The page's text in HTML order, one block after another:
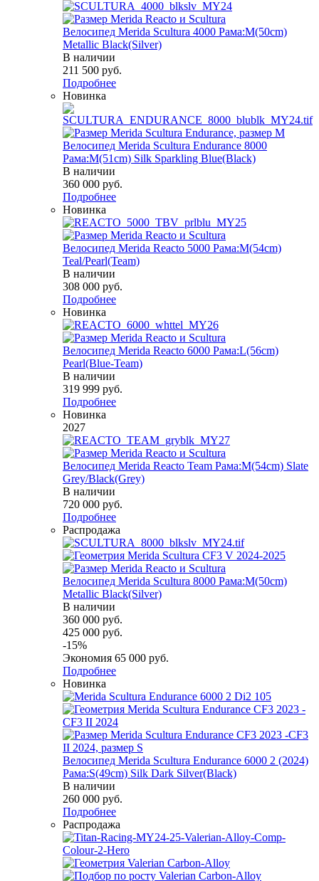
Велосипед Merida Scultura 4000 Рама:M(50cm)
Metallic Black(Silver)
В наличии
211 500 руб.
Подробнее
Новинка
Велосипед Merida Scultura Endurance 8000
Рама:M(51cm) Silk Sparkling Blue(Black)
В наличии
360 000 руб.
Подробнее
Новинка
Велосипед Merida Reacto 5000 Рама:M(54cm)
Teal/Pearl(Team)
В наличии
308 000 руб.
Подробнее
Новинка
Велосипед Merida Reacto 6000 Рама:L(56cm)
Pearl(Blue-Team)
В наличии
319 999 руб.
Подробнее
Новинка
2027
Велосипед Merida Reacto Team Рама:M(54cm) Slate
Grey/Black(Grey)
В наличии
720 000 руб.
Подробнее
Распродажа
Велосипед Merida Scultura 8000 Рама:M(50cm)
Metallic Black(Silver)
В наличии
360 000 руб.
425 000 руб.
-15%
Экономия 65 000 руб.
Подробнее
Новинка
Велосипед Merida Scultura Endurance 6000 2 (2024)
Рама:S(49cm) Silk Dark Silver(Black)
В наличии
260 000 руб.
Подробнее
Распродажа